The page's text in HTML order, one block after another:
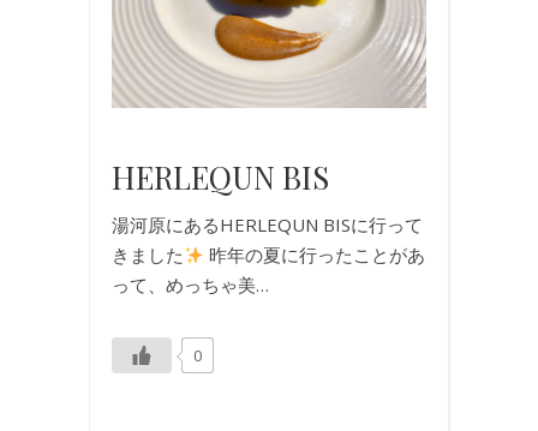
HERLEQUN BIS
湯河原にあるHERLEQUN BISに行って
きました
昨年の夏に行ったことがあ
って、めっちゃ美…
0